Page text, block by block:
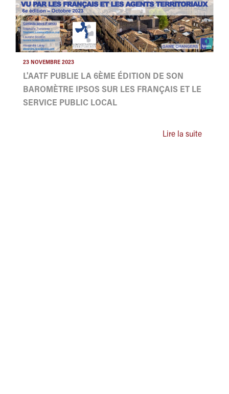
23 NOVEMBRE 2023
L'AATF PUBLIE LA 6ÈME ÉDITION DE SON
BAROMÈTRE IPSOS SUR LES FRANÇAIS ET LE
SERVICE PUBLIC LOCAL
Lire la suite